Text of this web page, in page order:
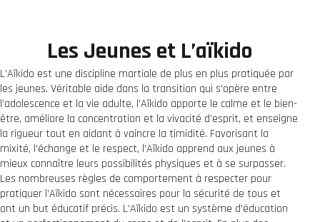
Les Jeunes et L’aïkido
L’Aïkido est une discipline martiale de plus en plus pratiquée par
les jeunes. Véritable aide dans la transition qui s’opère entre
l’adolescence et la vie adulte, l’Aïkido apporte le calme et le bien-
être, améliore la concentration et la vivacité d’esprit, et enseigne
la rigueur tout en aidant à vaincre la timidité. Favorisant la
mixité, l’échange et le respect, l’Aïkido apprend aux jeunes à
mieux connaître leurs possibilités physiques et à se surpasser.
Les nombreuses règles de comportement à respecter pour
pratiquer l’Aïkido sont nécessaires pour la sécurité de tous et
ont un but éducatif précis. L’Aïkido est un système d’éducation